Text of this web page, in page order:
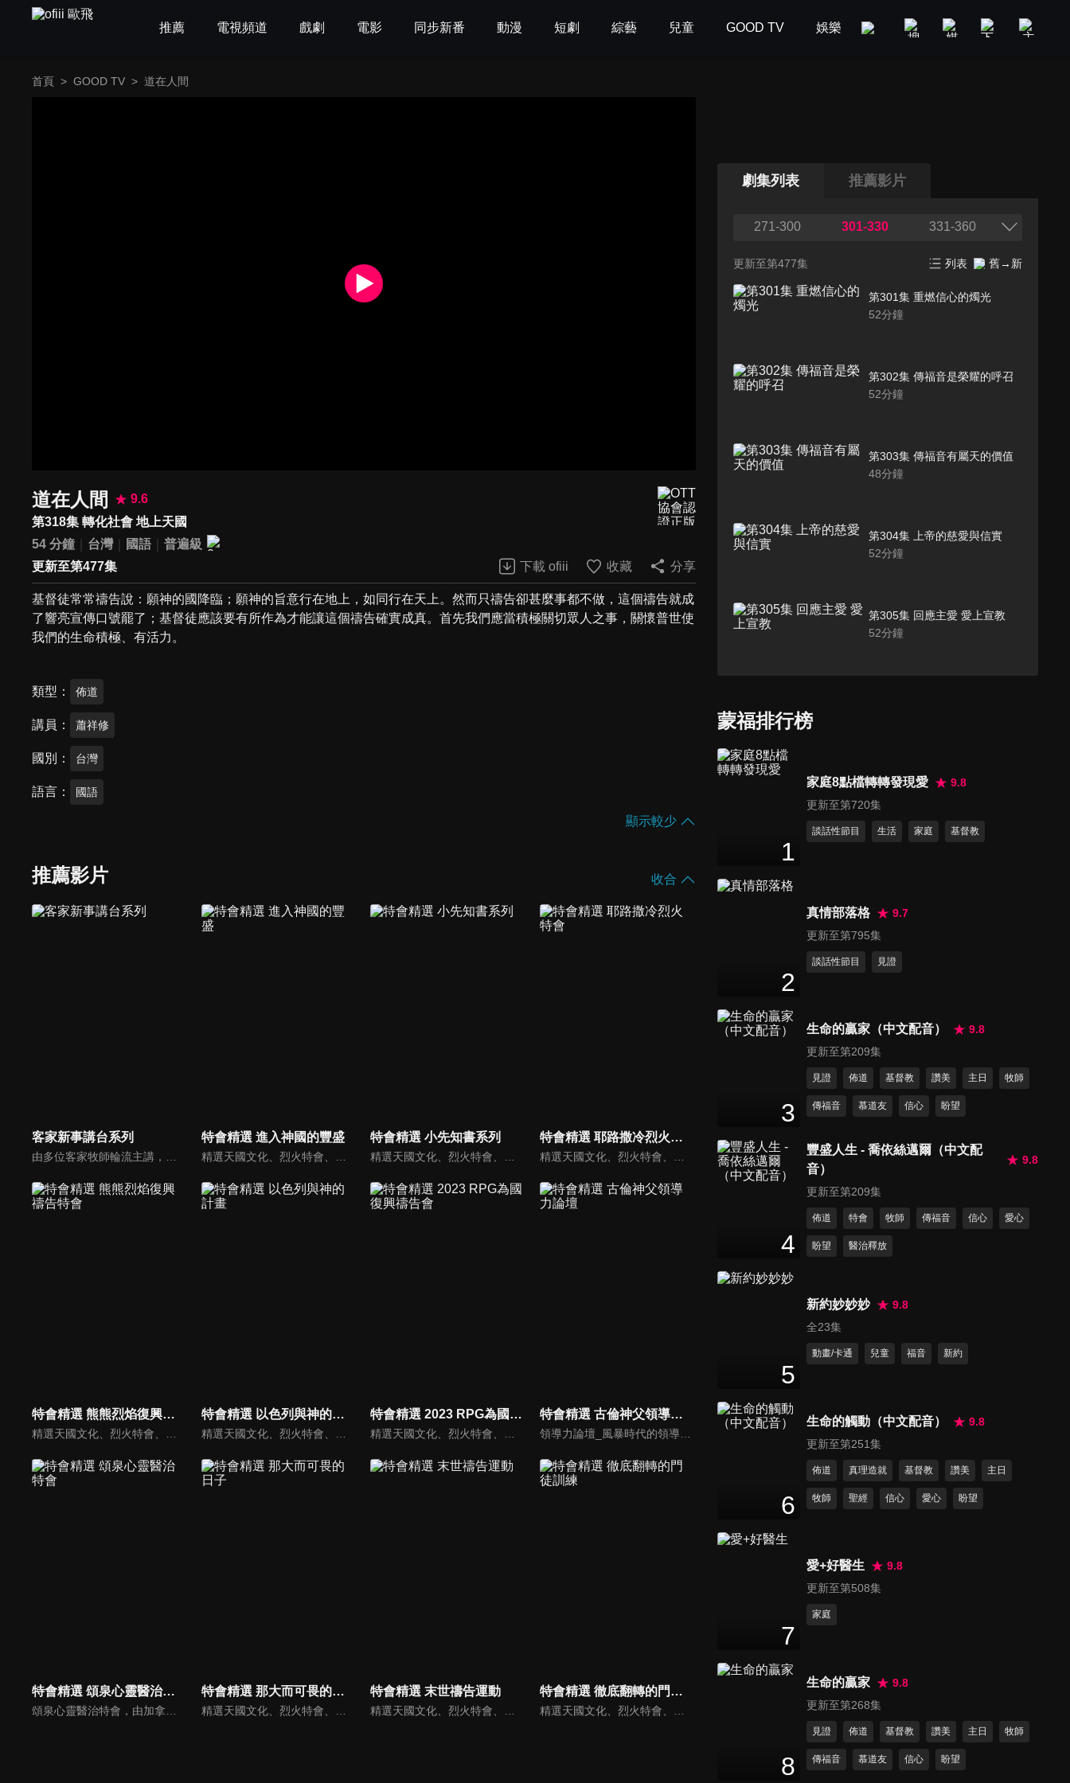
推薦 電視頻道 戲劇 電影 同步新番 動漫 短劇 綜藝 兒童 GOOD TV 娛樂 美食旅遊 新聞政論
首頁 > GOOD TV > 道在人間
道在人間
9.6
第318集 轉化社會 地上天國
54 分鐘
台灣 國語
普遍級
更新至第477集
下載 ofiii 收藏 分享
基督徒常常禱告說：願神的國降臨；願神的旨意行在地上，如同行在天上。然而只禱告卻甚麼事都不做，這個禱告就成
了響亮宣傳口號罷了；基督徒應該要有所作為才能讓這個禱告確實成真。首先我們應當積極關切眾人之事，關懷普世使
我們的生命積極、有活力。
類型 佈道
講員 蕭祥修
國別 台灣
語言 國語
顯示較少
推薦影片 收合
客家新事講台系列 特會精選 進入神國的豐盛 特會精選 小先知書系列 特會精選 耶路撒冷烈火特會
特會精選 熊熊烈焰復興禱告特會 特會精選 以色列與神的計畫 特會精選 2023 RPG為國復興禱告會 特會精選 古倫神父領導力論壇
領導力論壇_風暴時代的領導與工作，由天主教Anselm Grun古倫神父主講，會中提到領導力的原則：首在勿評斷自己，先接納自我，先處理負面情緒，在工作上落實祈禱，在態度上能充分信任下屬，亦在改善個人性工作耗竭的四個面向上得以精進： 一、從負面得到的力量 二、處在別人期待中 三、維持表面功夫 四、忽略身心疲憊 五、外在的期望 在做好領導工作前要先認識自己，好的領導者會先接納自己，察覺內在的情緒，透過察覺內在轉化為正面力量。
特會精選 頌泉心靈醫治特會
頌泉心靈醫治特會，由加拿大LEO牧師主講如何聆聽神的聲音系列，四堂課分別為：一、親密的呼喚 二、安靜與異象 三、即時的靈感與屬靈日誌 四、成為神的朋友。
特會精選 那大而可畏的日子
精選天國文化、烈火特會、超自然大能與使徒性教會等特會，幫助我們更加明白神的心意，好讓我們的生命能走在神的道路上進入命定。
特會精選 末世禱告運動
精選天國文化、烈火特會、超自然大能與使徒性教會等特會，幫助我們更加明白神的心意，好讓我們的生命能走在神的道路上進入命定。
特會精選 徹底翻轉的門徒訓練
精選天國文化、烈火特會、超自然大能與使徒性教會等特會，幫助我們更加明白神的心意，好讓我們的生命能走在神的道路上進入命定。
劇集列表 推薦影片
271-300 301-330 331-360
更新至第477集 列表 舊→新
第301集 重燃信心的燭光
52分鐘
第302集 傳福音是榮耀的呼召
52分鐘
第303集 傳福音有屬天的價值
48分鐘
第304集 上帝的慈愛與信實
52分鐘
第305集 回應主愛 愛上宣教
52分鐘
第307集 上帝渴望的復興
51 分鐘
第309集 上帝能成就一切
52分鐘
54分鐘
51
第313集 擴張之福
53分鐘
50分鐘
第316集 面對充滿盼望的新未
第317集 盼望興起
52
第319集 約書亞的榜樣
蒙福排行榜
1
家庭8點檔轉轉發現愛
9.8
更新至第720集
談話性節目 生活 家庭 基督教
2
真情部落格
9.7
更新至第795集
談話性節目 見證
3
生命的贏家（中文配音）
9.8
更新至第209集
見證 佈道 基督教 讚美 主日 牧師
傳福音 慕道友 信心 盼望
4
豐盛人生 - 喬依絲邁爾（中文配
音）
9.8
更新至第209集
佈道 特會 牧師 傳福音 信心 愛心
盼望 醫治釋放
5
新約妙妙妙
9.8
全23集
動畫/卡通 兒童 福音 新約
6
生命的觸動（中文配音）
9.8
更新至第251集
佈道 真理造就 基督教 讚美 主日
牧師 聖經 信心 愛心 盼望
7
愛+好醫生
9.8
更新至第508集
家庭
8
生命的贏家
9.8
更新至第268集
見證 佈道 基督教 讚美 主日 牧師
傳福音 慕道友 信心 盼望